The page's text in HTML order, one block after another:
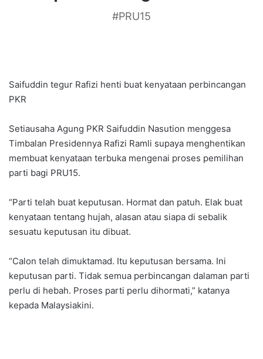
#PRU15
Saifuddin tegur Rafizi henti buat kenyataan perbincangan
PKR
Setiausaha Agung PKR Saifuddin Nasution menggesa
Timbalan Presidennya Rafizi Ramli supaya menghentikan
membuat kenyataan terbuka mengenai proses pemilihan
parti bagi PRU15.
“Parti telah buat keputusan. Hormat dan patuh. Elak buat
kenyataan tentang hujah, alasan atau siapa di sebalik
sesuatu keputusan itu dibuat.
“Calon telah dimuktamad. Itu keputusan bersama. Ini
keputusan parti. Tidak semua perbincangan dalaman parti
perlu di hebah. Proses parti perlu dihormati,” katanya
kepada Malaysiakini.